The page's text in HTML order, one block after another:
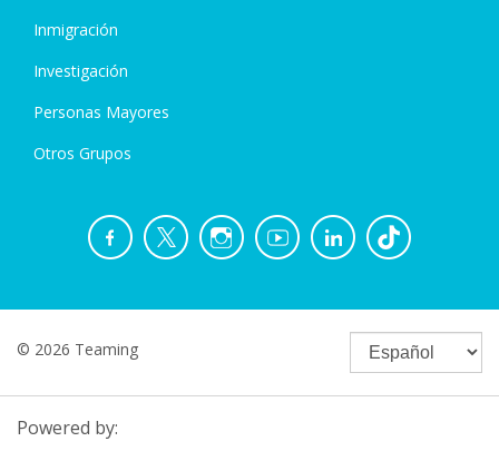
Inmigración
Investigación
Personas Mayores
Otros Grupos
© 2026 Teaming
Powered by: